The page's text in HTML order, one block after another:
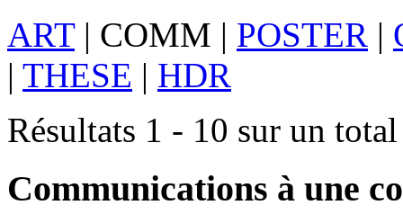
ART| COMM | POSTER |
| THESE | HDR
Résultats 1 - 10 sur un
Communications à une